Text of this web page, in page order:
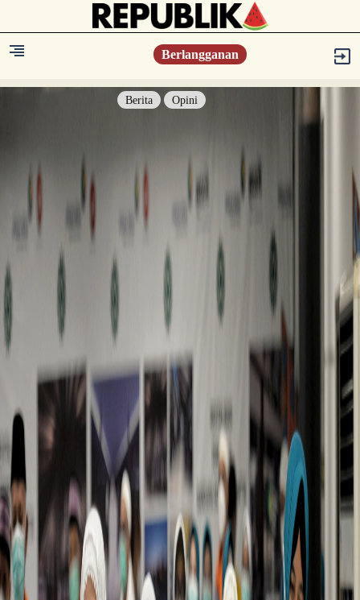
Berlangganan
Berita Opini
Berita
Islam Digest
Hikmah
Opini
Konsultasi Syariah
Sejarah
Lensa
Iqtishodia
Sastra
Literasi Umat